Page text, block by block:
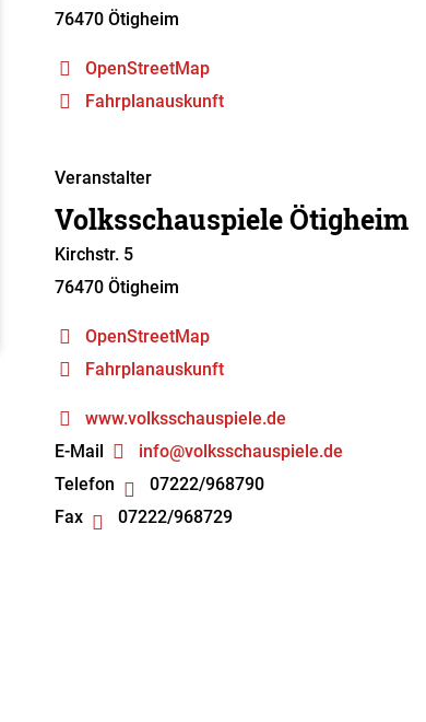
76470 Ötigheim
OpenStreetMap
Fahrplanauskunft
Veranstalter
Volksschauspiele Ötigheim
Kirchstr. 5
76470 Ötigheim
OpenStreetMap
Fahrplanauskunft
www.volksschauspiele.de
E-Mail
info@volksschauspiele.de
Telefon
07222/968790
Fax
07222/968729